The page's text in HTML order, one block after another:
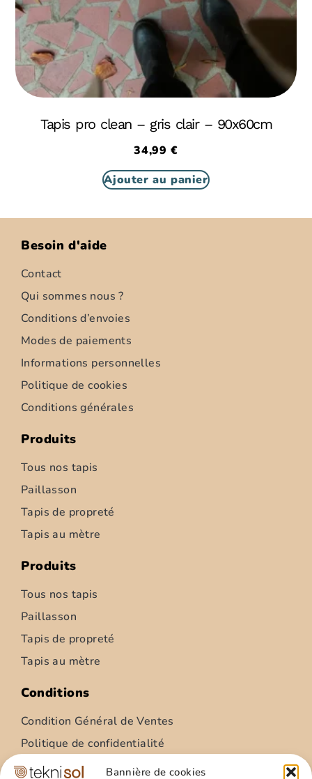
Bannière de cookies
Tapis pro clean – gris clair – 90x60cm
34,99 €
Ajouter au panier
Besoin d'aide
Contact
Qui sommes nous ?
Conditions d’envoies
Modes de paiements
Informations personnelles
Politique de cookies
Conditions générales
Produits
Tous nos tapis
Paillasson
Tapis de propreté
Tapis au mètre
Produits
Tous nos tapis
Paillasson
Tapis de propreté
Tapis au mètre
Conditions
Condition Général de Ventes
Politique de confidentialité
Condition Général Utilisation